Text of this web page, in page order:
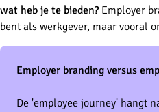
wat heb je te bieden?Employer
bent als werkgever, maar vooral
Employer branding versus
De 'employee journey' hangt